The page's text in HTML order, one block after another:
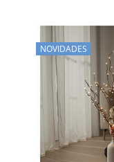
NOVIDADES